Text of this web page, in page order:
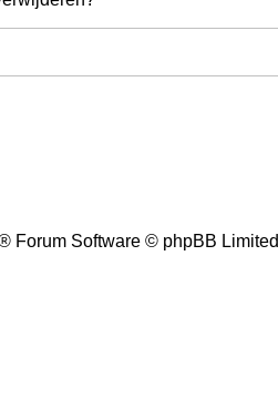
Forum Software © phpBB Limited